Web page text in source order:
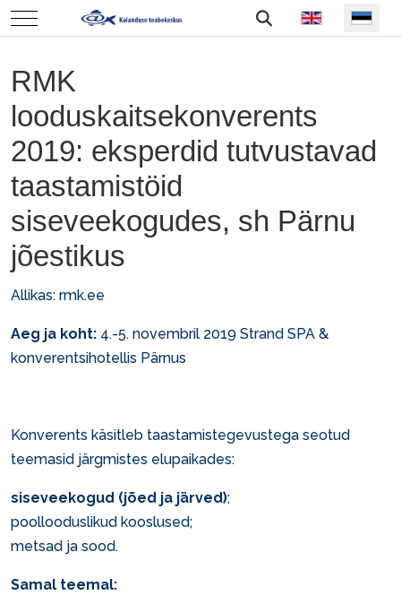
Mobile Menu Toggle Vali keel
RMK
looduskaitsekonverents
2019: eksperdid tutvustavad
taastamistöid
siseveekogudes, sh Pärnu
jõestikus
Allikas: rmk.ee
Aeg ja koht: 4.-5. novembril 2019 Strand SPA &
konverentsihotellis Pärnus
Konverents käsitleb taastamistegevustega seotud
teemasid järgmistes elupaikades:
siseveekogud (jõed ja järved);
poollooduslikud kooslused;
metsad ja sood.
Samal teemal: